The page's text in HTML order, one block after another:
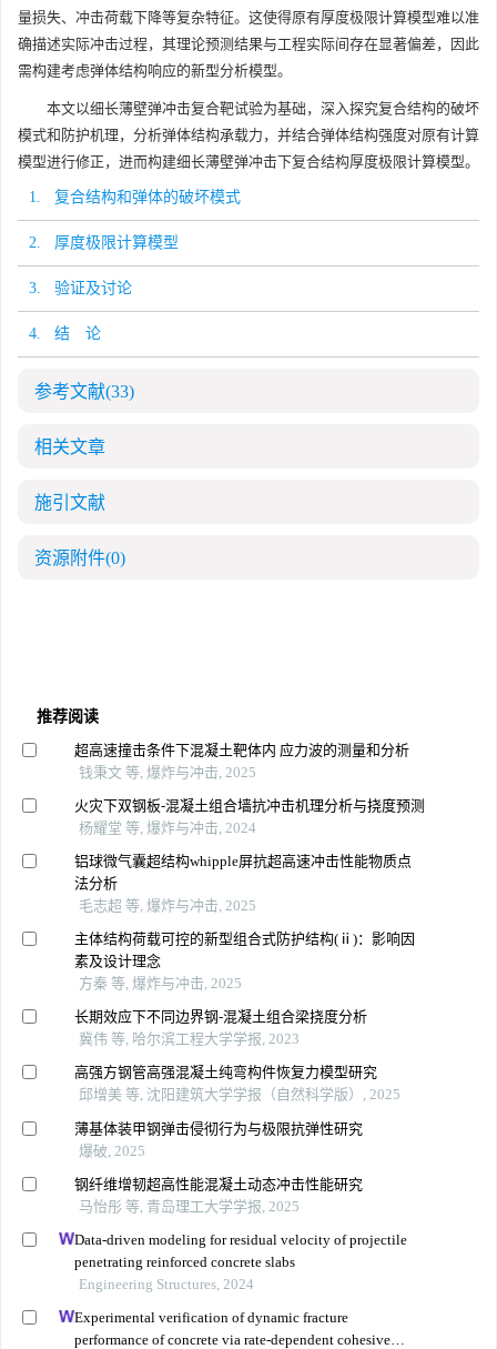
量损失、冲击荷载下降等复杂特征。这使得原有厚度极限计算模型难以准
确描述实际冲击过程，其理论预测结果与工程实际间存在显著偏差，因此
需构建考虑弹体结构响应的新型分析模型。
本文以细长薄壁弹冲击复合靶试验为基础，深入探究复合结构的破坏
模式和防护机理，分析弹体结构承载力，并结合弹体结构强度对原有计算
模型进行修正，进而构建细长薄壁弹冲击下复合结构厚度极限计算模型。
1. 复合结构和弹体的破坏模式
2. 厚度极限计算模型
3. 验证及讨论
4. 结 论
参考文献(33)
相关文章
施引文献
资源附件(0)
推荐阅读
超高速撞击条件下混凝土靶体内 应力波的测量和分析
钱秉文 等, 爆炸与冲击, 2025
火灾下双钢板-混凝土组合墙抗冲击机理分析与挠度预测
杨耀堂 等, 爆炸与冲击, 2024
铝球微气囊超结构whipple屏抗超高速冲击性能物质点
法分析
毛志超 等, 爆炸与冲击, 2025
主体结构荷载可控的新型组合式防护结构(ⅱ)：影响因
素及设计理念
方秦 等, 爆炸与冲击, 2025
长期效应下不同边界钢-混凝土组合梁挠度分析
冀伟 等, 哈尔滨工程大学学报, 2023
高强方钢管高强混凝土纯弯构件恢复力模型研究
邱增美 等, 沈阳建筑大学学报（自然科学版）, 2025
薄基体装甲钢弹击侵彻行为与极限抗弹性研究
爆破, 2025
钢纤维增韧超高性能混凝土动态冲击性能研究
马怡彤 等, 青岛理工大学学报, 2025
Data-driven modeling for residual velocity of projectile
penetrating reinforced concrete slabs
Engineering Structures, 2024
Experimental verification of dynamic fracture
performance of concrete via rate-dependent cohesive